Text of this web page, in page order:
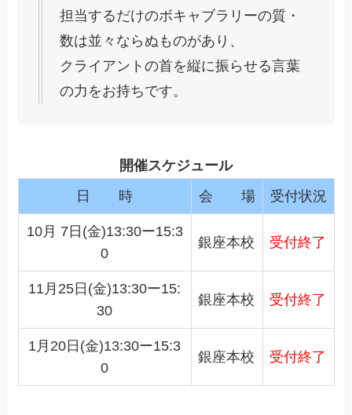
担当するだけのボキャブラリーの質・
数は並々ならぬものがあり、
クライアントの首を縦に振らせる言葉
の力をお持ちです。
開催スケジュール
日 時
会 場 受付状況
10月 7日(金)13:30ー15:3
0
銀座本校 受付終了
11月25日(金)13:30ー15:
30
銀座本校 受付終了
1月20日(金)13:30ー15:3
0
銀座本校 受付終了